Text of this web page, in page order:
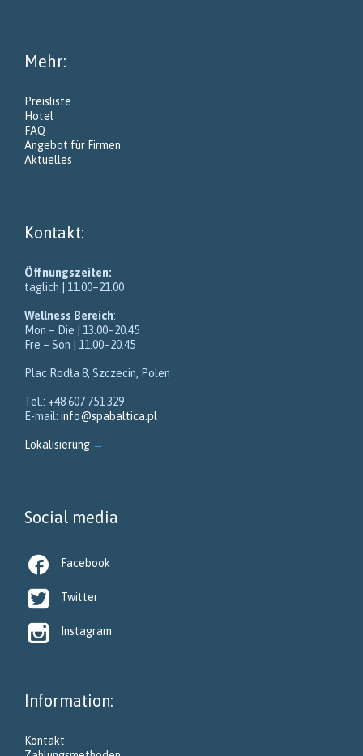
Mehr:
Preisliste
Hotel
FAQ
Angebot für Firmen
Aktuelles
Kontakt:
Öffnungszeiten:
taglich
| 11.00–21.00
Wellness Bereich:
Mon – Die | 13.00–20.45
Fre – Son
| 11.00–20.45
Plac Rodła 8, Szczecin, Polen
Tel.: +48 607 751 329
E-mail: info@spabaltica.pl
Lokalisierung →
Social media
 Facebook
 Twitter
 Instagram
Information:
Kontakt